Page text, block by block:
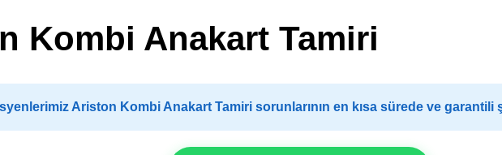
Kombi Anakart Tamiri
Ariston Kombi Anakart Tamiri sorunlarının en kısa sürede ve